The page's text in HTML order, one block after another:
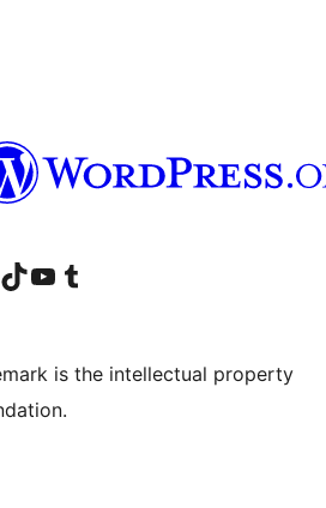
અમારા TikTok એકાઉન્ટની મુલાકાત લોઅમારી YouTube ચેનલની મુલાકાત લો અમારા Tumblr એકાઉન્ટની મુલાકાત લો
is the intellectual property